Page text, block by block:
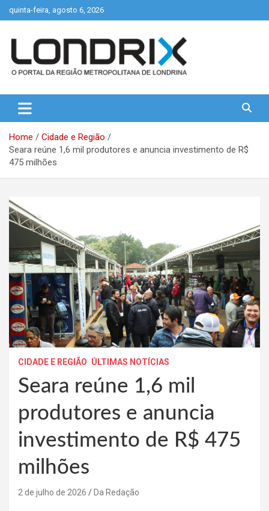
to
quinta-feira, agosto 6, 2026
Londrix
Home
Cidade e Região
Seara reúne 1,6 mil produtores e anuncia investimento de R$
475 milhões
CIDADE E REGIÃO ÚLTIMAS NOTÍCIAS
Seara reúne 1,6 mil
produtores e anuncia
investimento de R$ 475
milhões
2 de julho de 2026 Da Redação